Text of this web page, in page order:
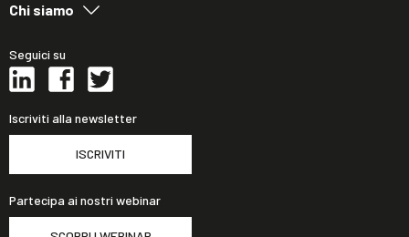
Chi siamo
Seguici su
Iscriviti alla newsletter
ISCRIVITI
Partecipa ai nostri webinar